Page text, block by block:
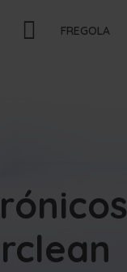
FREGOLA